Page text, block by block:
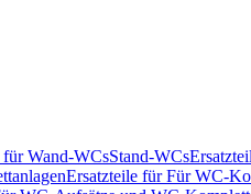
für Wand-WCsStand-WCs
Ersatzteile für Für WC-